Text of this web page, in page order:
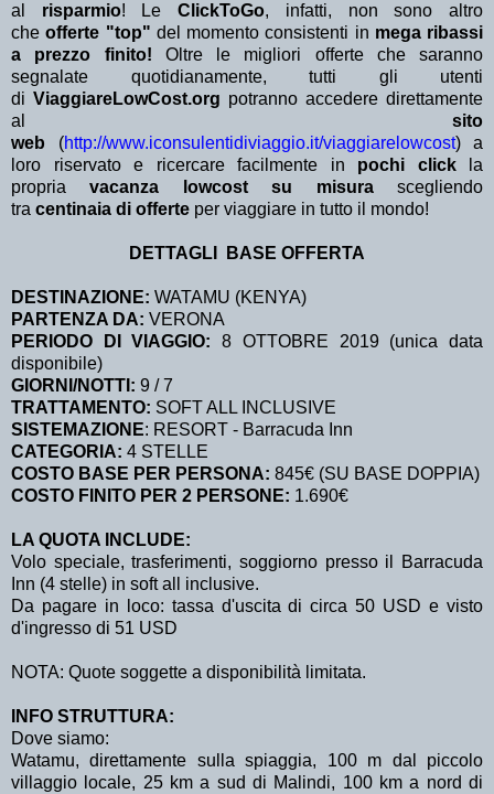
al risparmio! LeClickToGo, infatti, non sono altro
cheofferte "top" del momento consistenti in mega ribassi
a prezzo finito! Oltre le migliori offerte che saranno
segnalate quotidianamente, tutti gli utenti
di ViaggiareLowCost.org potranno accedere direttamente
al sito
web (http://www.iconsulentidiviaggio.it/viaggiarelowcost) a
loro riservato e ricercare facilmente in pochi clickla
propriavacanza lowcost su misurascegliendo
tra centinaia di offerte per viaggiare in tutto il mondo!
DETTAGLI BASE OFFERTA
DESTINAZIONE: WATAMU (KENYA)
PARTENZA DA: VERONA
PERIODO DI VIAGGIO:8 OTTOBRE 2019 (unica data
disponibile)
GIORNI/NOTTI: 9 / 7
TRATTAMENTO: SOFT ALL INCLUSIVE
SISTEMAZIONE: RESORT - Barracuda Inn
CATEGORIA: 4 STELLE
COSTO BASE PER PERSONA: 845€ (SU BASE DOPPIA)
COSTO FINITO PER 2 PERSONE: 1.690€
LA QUOTA INCLUDE:
Volo speciale, trasferimenti, soggiorno presso il Barracuda
Inn (4 stelle) in soft all inclusive.
Da pagare in loco: tassa d'uscita di circa 50 USD e visto
d'ingresso di 51 USD
NOTA: Quote soggette a disponibilità limitata.
INFO STRUTTURA:
Dove siamo:
Watamu, direttamente sulla spiaggia, 100 m dal piccolo
villaggio locale, 25 km a sud di Malindi, 100 km a nord di